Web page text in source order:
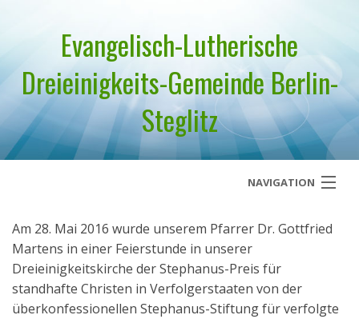
Evangelisch-Lutherische
Dreieinigkeits-Gemeinde Berlin-
Steglitz
NAVIGATION
Startseite
Über uns
Geistliches Wort
Am 28. Mai 2016 wurde unserem Pfarrer Dr. Gottfried
Martens in einer Feierstunde in unserer
Dreieinigkeitskirche der Stephanus-Preis für
standhafte Christen in Verfolgerstaaten von der
überkonfessionellen Stephanus-Stiftung für verfolgte